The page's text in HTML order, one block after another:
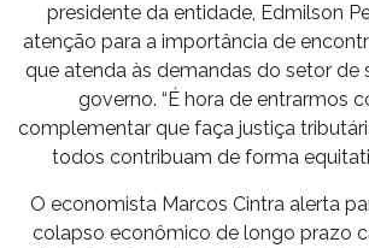
presidente da entidade, Edmilson
atenção para a importância de
que atenda às demandas do setor de
governo. “É hora de entrarmos
complementar que faça justiça
todos contribuam de forma
O economista Marcos Cintra alerta
colapso econômico de longo prazo